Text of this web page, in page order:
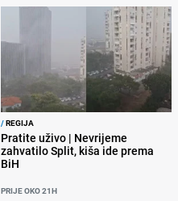
/REGIJA
Pratite uživo | Nevrijeme
zahvatilo Split, kiša ide prema
BiH
PRIJE OKO 21H